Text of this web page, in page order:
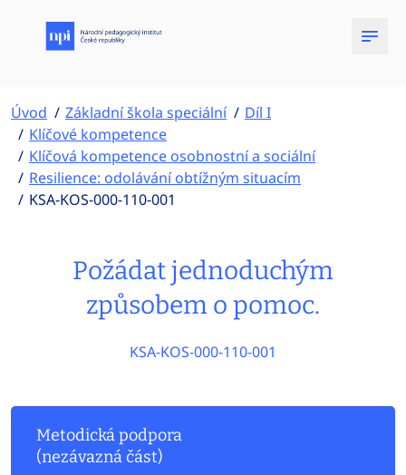
Úvod Základní škola speciální
Díl I
Klíčové kompetence
Klíčová kompetence osobnostní a sociální
Resilience: odolávání obtížným situacím
KSA-KOS-000-110-001
Požádat jednoduchým
způsobem o pomoc.
KSA-KOS-000-110-001
Metodická podpora
(nezávazná část)